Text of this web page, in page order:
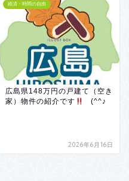
経済・時間の自由
広島県148万円の戸建て（空き
家）物件の紹介です
(^^♪
2026年6月16日